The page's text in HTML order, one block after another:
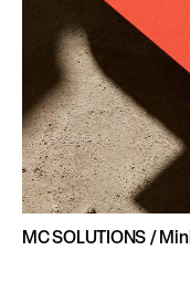
MC SOLUTIONS /